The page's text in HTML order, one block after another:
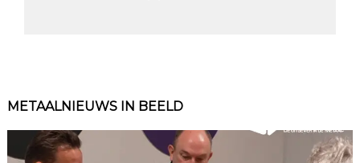
METAALNIEUWS IN BEELD